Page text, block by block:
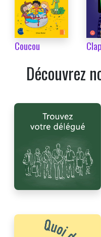
Coucou Clap
Découvrez